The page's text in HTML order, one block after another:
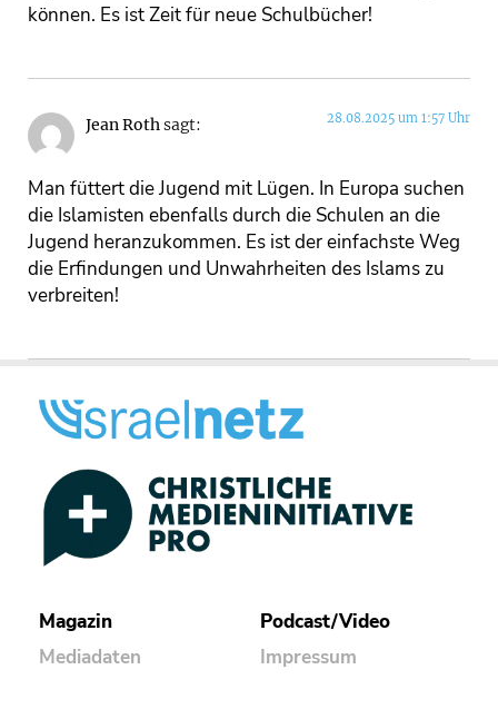
können. Es ist Zeit für neue Schulbücher!
Jean Rothsagt: 28.08.2025 um 1:57 Uhr
Man füttert die Jugend mit Lügen. In Europa suchen
die Islamisten ebenfalls durch die Schulen an die
Jugend heranzukommen. Es ist der einfachste Weg
die Erfindungen und Unwahrheiten des Islams zu
verbreiten!
Magazin
Mediadaten
Podcast/Video
Impressum